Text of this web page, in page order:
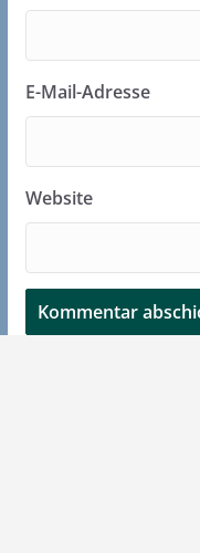
E-Mail-Adresse
Website